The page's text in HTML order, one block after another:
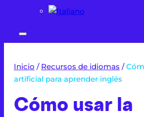
Inicio / Recursos de idiomas /
artificial para aprender inglés
Cómo usar la